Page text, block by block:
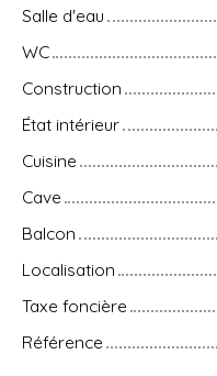
Salle d'eau
WC
Construction
État intérieur
Cuisine
Cave
Balcon
Localisation
Taxe foncière
Référence